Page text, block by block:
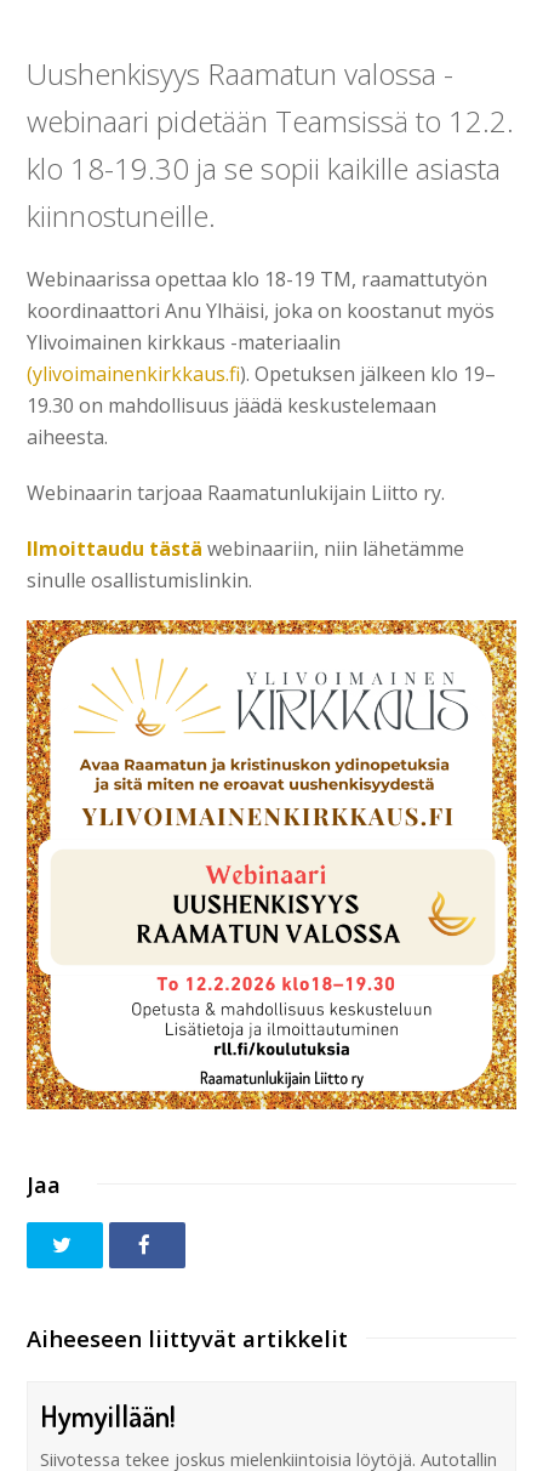
Uushenkisyys Raamatun valossa -
webinaari pidetään Teamsissä to 12.2.
klo 18-19.30 ja se sopii kaikille asiasta
kiinnostuneille.
Webinaarissa opettaa klo 18-19 TM, raamattutyön
koordinaattori Anu Ylhäisi, joka on koostanut myös
Ylivoimainen kirkkaus -materiaalin
(ylivoimainenkirkkaus.fi). Opetuksen jälkeen klo 19–
19.30 on mahdollisuus jäädä keskustelemaan
aiheesta.
Webinaarin tarjoaa Raamatunlukijain Liitto ry.
Ilmoittaudu tästä webinaariin, niin lähetämme
sinulle osallistumislinkin.
Jaa
Aiheeseen liittyvät artikkelit
Hymyillään!
Siivotessa tekee joskus mielenkiintoisia löytöjä. Autotallin